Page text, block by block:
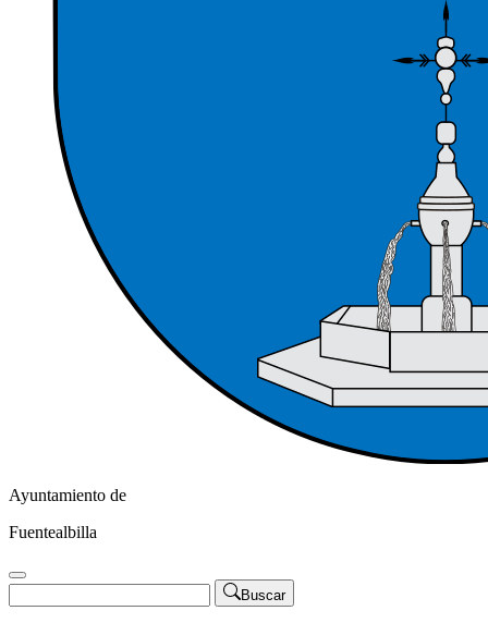
Ayuntamiento de
Fuentealbilla
Buscar